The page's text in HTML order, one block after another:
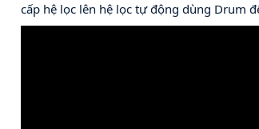
cấp hệ lọc lên hệ lọc tự động dùng Drum